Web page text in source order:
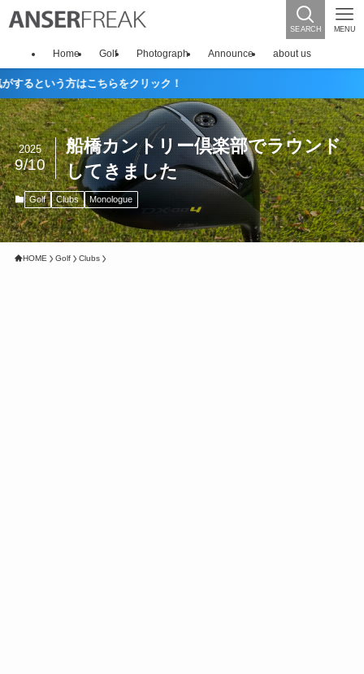
SEARCH MENU
Home Golf Photograph Announce about us
方はこちらをクリック！
船橋カントリー倶楽部でラウンド
してきました
2025
9/10
Golf Clubs Monologue
HOME Golf Clubs